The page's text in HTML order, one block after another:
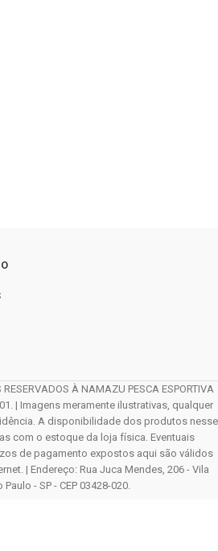
À NAMAZU PESCA ESPORTIVA
| Imagens meramente ilustrativas, qualquer
A disponibilidade dos produtos nesse
com o estoque da loja física. Eventuais
de pagamento expostos aqui são válidos
| Endereço: Rua Juca Mendes, 206 - Vila
Paulo - SP - CEP 03428-020.